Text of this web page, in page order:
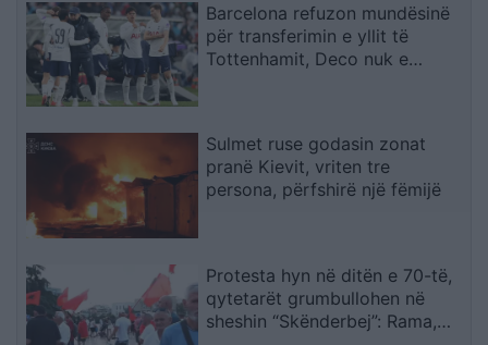
Barcelona refuzon mundësinë
për transferimin e yllit të
Tottenhamit, Deco nuk e
Sulmet ruse godasin zonat
pranë Kievit, vriten tre
persona, përfshirë një fëmijë
Protesta hyn në ditën e 70-të,
qytetarët grumbullohen në
sheshin “Skënderbej”: Rama,